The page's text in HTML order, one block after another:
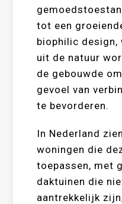
tot een
biophilic design,
uit de natuur
de gebouwde
gevoel van
te bevorderen.
In Nederland
woningen die
toepassen, met
daktuinen die
aantrekkelijk